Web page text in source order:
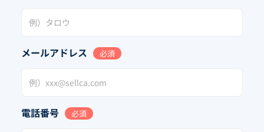
メールアドレス 必須
電話番号 必須